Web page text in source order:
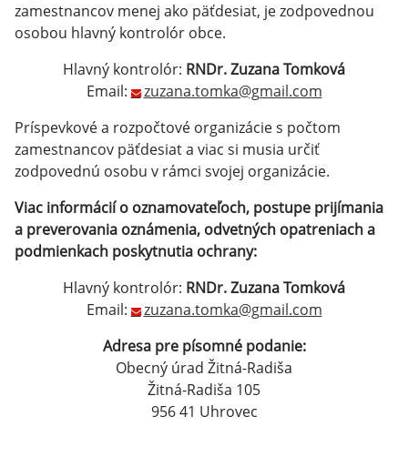
zamestnancov menej ako päťdesiat, je zodpovednou
osobou hlavný kontrolór obce.
Hlavný kontrolór: RNDr. Zuzana Tomková
Email:
zuzana.tomka@gmail.com
Príspevkové a rozpočtové organizácie s počtom
zamestnancov päťdesiat a viac si musia určiť
zodpovednú osobu v rámci svojej organizácie.
Viac informácií o oznamovateľoch, postupe prijímania
a preverovania oznámenia, odvetných opatreniach a
podmienkach poskytnutia ochrany:
Hlavný kontrolór: RNDr. Zuzana Tomková
Email:
zuzana.tomka@gmail.com
Adresa pre písomné podanie:
Obecný úrad Žitná-Radiša
Žitná-Radiša 105
956 41 Uhrovec